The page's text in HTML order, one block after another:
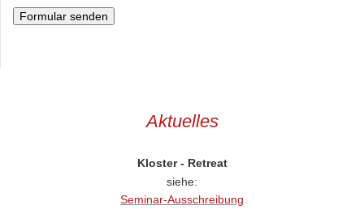
Aktuelles
Kloster - Retreat
siehe:
Seminar-Ausschreibung